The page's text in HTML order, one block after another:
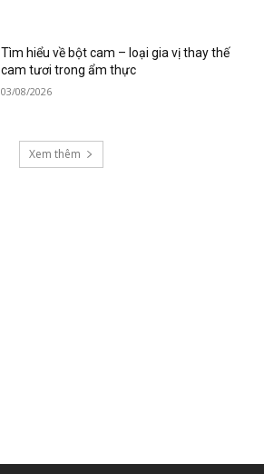
Tìm hiểu về bột cam – loại gia vị thay thế
cam tươi trong ẩm thực
03/08/2026
Xem thêm